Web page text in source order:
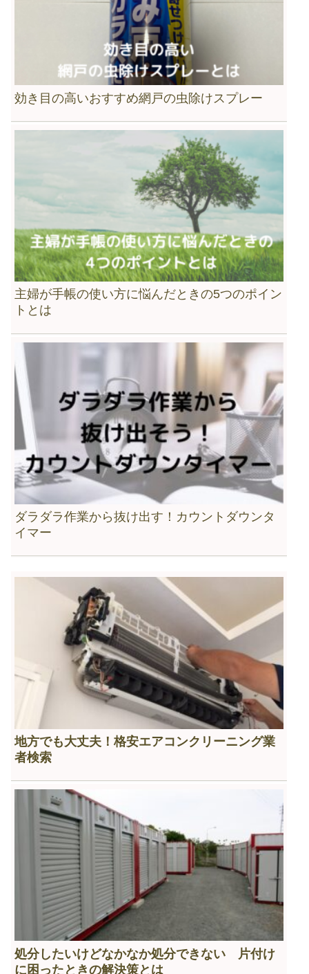
効き目の高いおすすめ網戸の虫除けスプレー
主婦が手帳の使い方に悩んだときの5つのポイン
トとは
ダラダラ作業から抜け出す！カウントダウンタ
イマー
地方でも大丈夫！格安エアコンクリーニング業
者検索
処分したいけどなかなか処分できない 片付け
に困ったときの解決策とは